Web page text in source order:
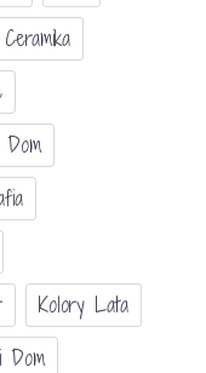
Ceramika
Dom
Kolory Lata
Dom